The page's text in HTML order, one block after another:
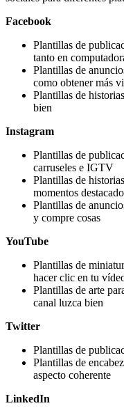
Facebook
Plantillas de
tanto en
Plantillas de
como obtener más
Plantillas de
bien
Instagram
Plantillas de
carruseles e IGTV
Plantillas de
momentos
Plantillas de
y compre cosas
YouTube
Plantillas de
hacer clic en tu
Plantillas de arte
canal luzca bien
Twitter
Plantillas de
Plantillas de
aspecto coherente
LinkedIn